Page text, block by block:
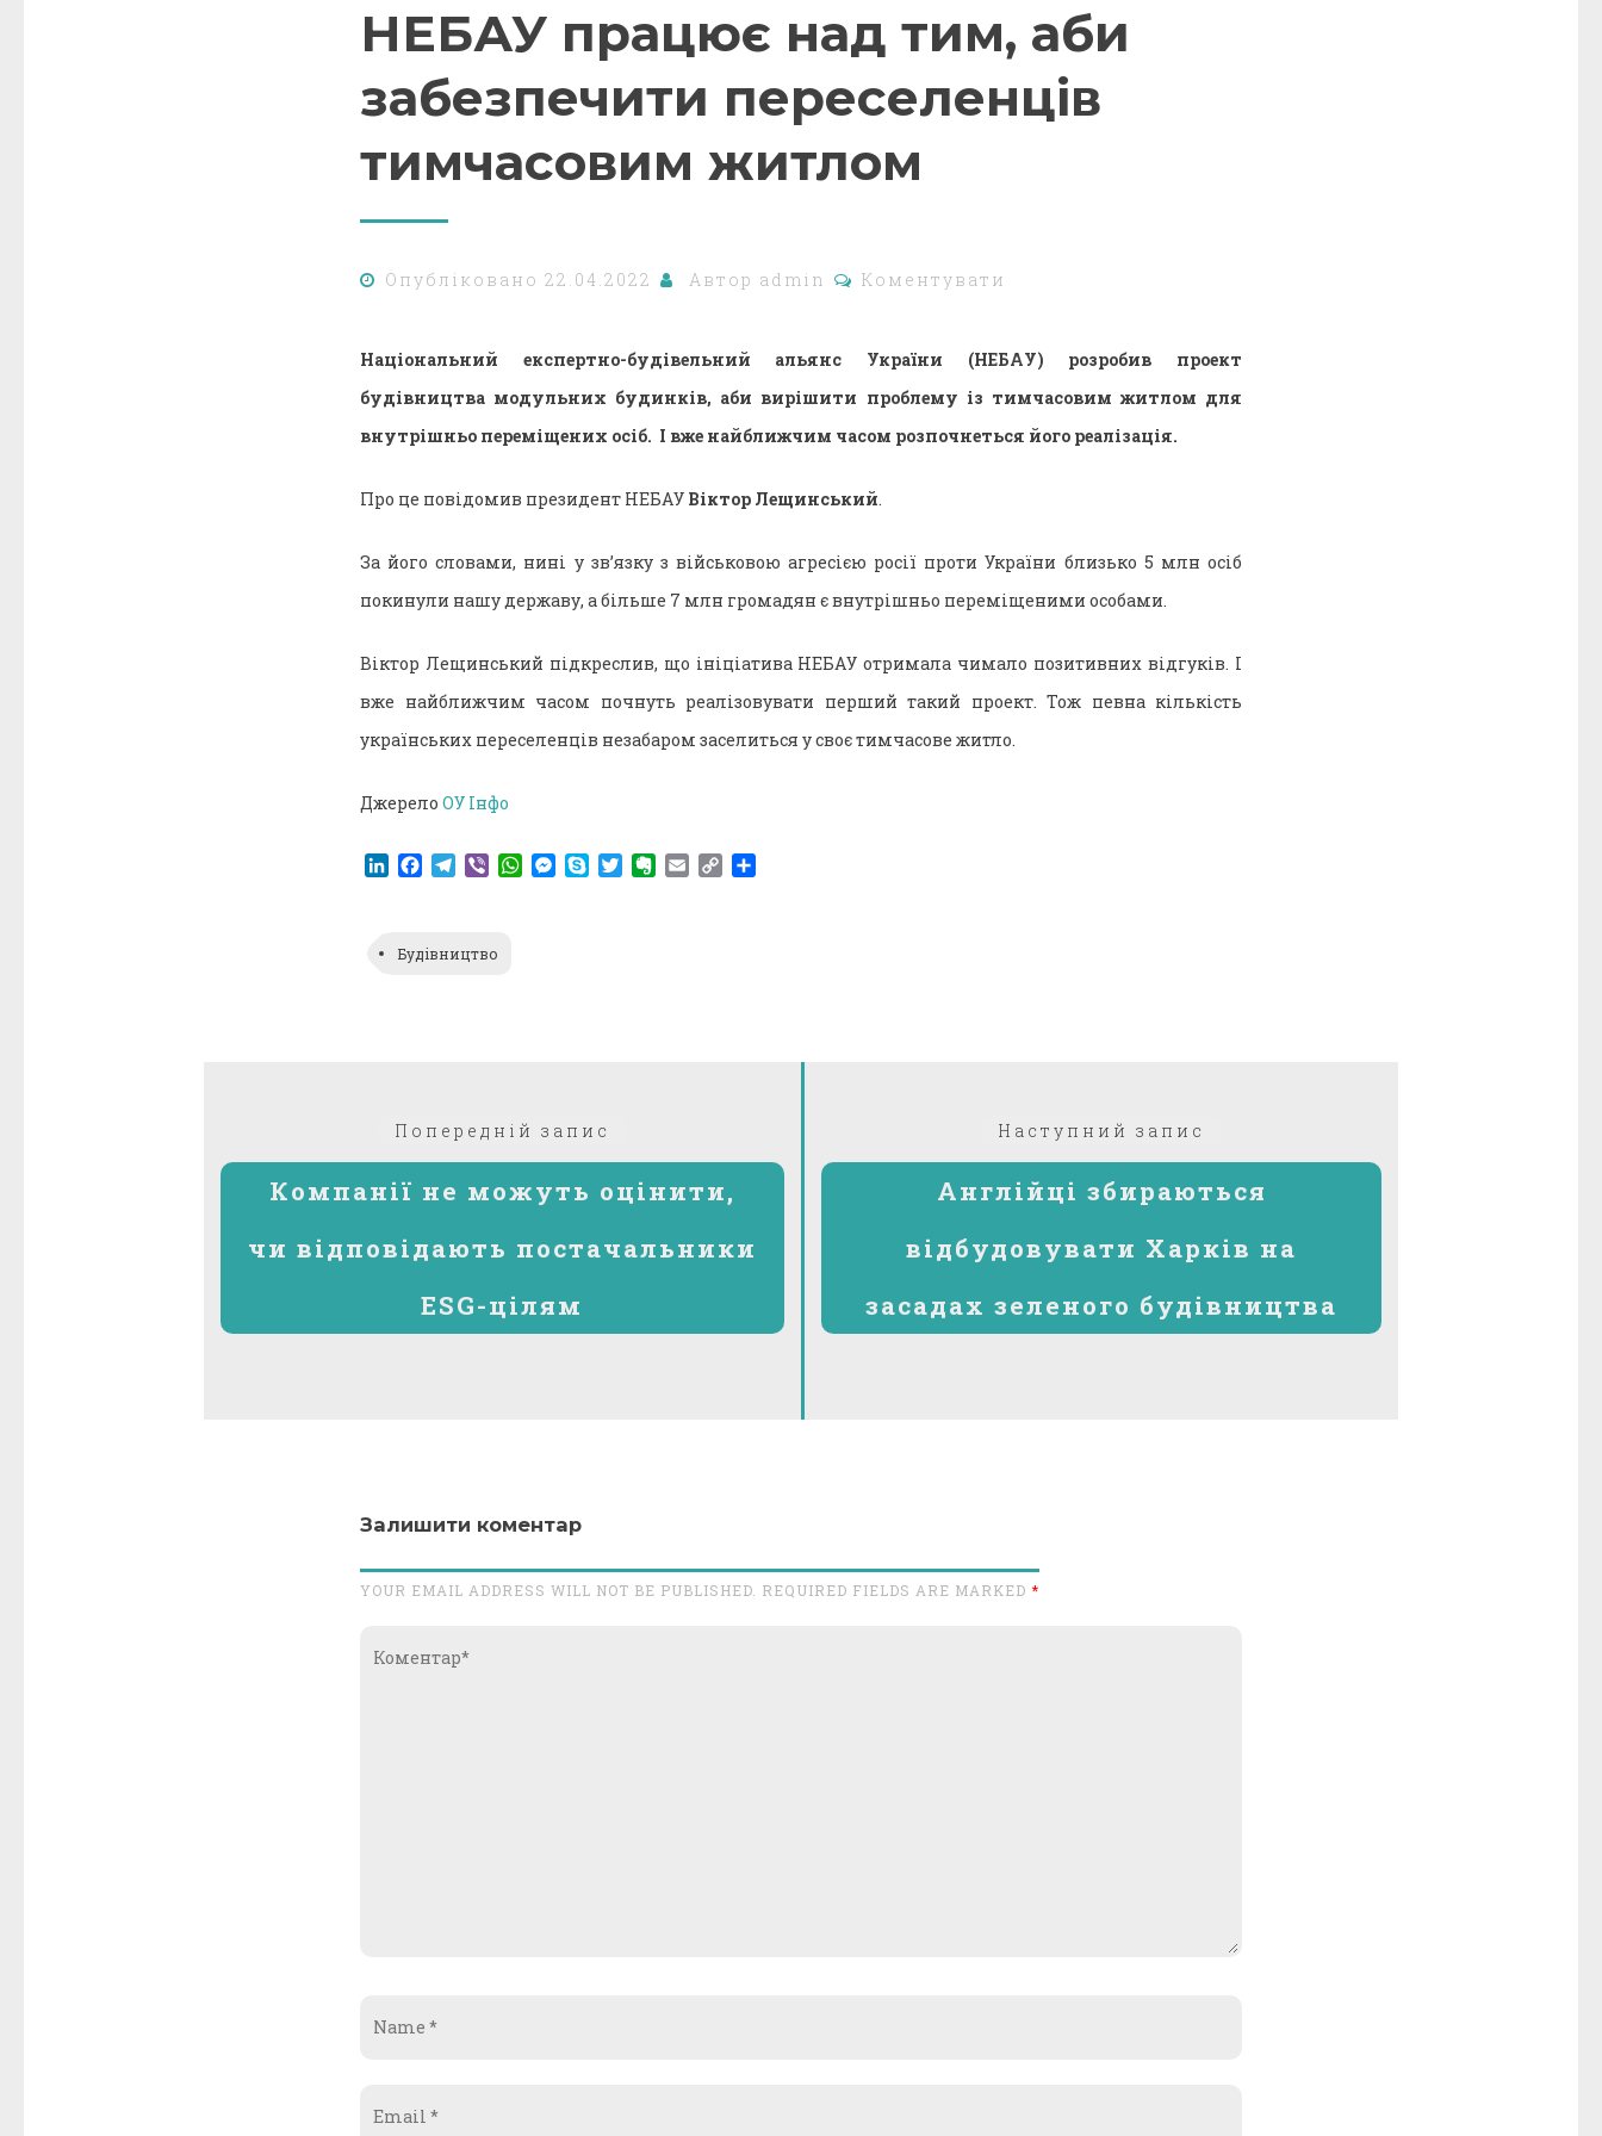
НЕБАУ працює над тим, аби
забезпечити переселенців
тимчасовим житлом
Опубліковано 22.04.2022 Автор admin Коментувати
Національний експертно-будівельний альянс України (НЕБАУ) розробив проект
будівництва модульних будинків, аби вирішити проблему із тимчасовим житлом для
внутрішньо переміщених осіб. І вже найближчим часом розпочнеться його реалізація.
Про це повідомив президент НЕБАУ Віктор Лещинський.
За його словами, нині у зв’язку з військовою агресією росії проти України близько 5 млн осіб
покинули нашу державу, а більше 7 млн громадян є внутрішньо переміщеними особами.
Віктор Лещинський підкреслив, що ініціатива НЕБАУ отримала чимало позитивних відгуків. І
вже найближчим часом почнуть реалізовувати перший такий проект. Тож певна кількість
українських переселенців незабаром заселиться у своє тимчасове житло.
Джерело ОУ Інфо
LinkedIn
Facebook
Telegram
ViberWhatsApp
Messenger
SkypeTwitterEvernote
EmailCopy
Будівництво
Попередній запис
Компанії не можуть оцінити,
чи відповідають постачальники
ESG-цілям
Наступний запис
запис:
Англійці збираються
відбудовувати Харків на
засадах зеленого будівництва
Залишити коментар
YOUR EMAIL ADDRESS WILL NOT BE PUBLISHED. REQUIRED FIELDS ARE MARKED *